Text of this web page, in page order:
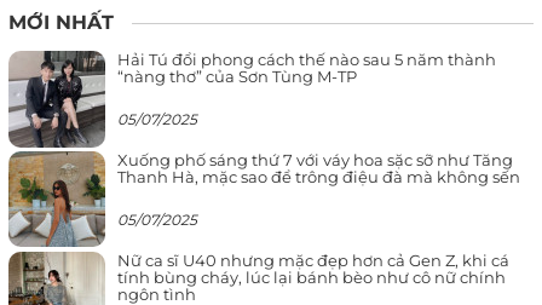
MỚI NHẤT
Hải Tú đổi phong cách thế nào sau 5 năm thành
“nàng thơ” của Sơn Tùng M-TP
05/07/2025
Xuống phố sáng thứ 7 với váy hoa sặc sỡ như Tăng
Thanh Hà, mặc sao để trông điệu đà mà không sến
05/07/2025
Nữ ca sĩ U40 nhưng mặc đẹp hơn cả Gen Z, khi cá
tính bùng cháy, lúc lại bánh bèo như cô nữ chính
ngôn tình